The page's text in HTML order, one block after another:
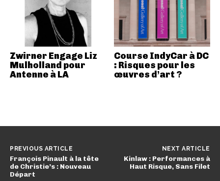
Zwirner Engage Liz
Mulholland pour
Antenne à LA
Course IndyCar à DC
: Risques pour les
œuvres d’art ?
PREVIOUS ARTICLE
François Pinault à la tête
de Christie’s : Nouveau
Départ
NEXT ARTICLE
Kinlaw : Performances à
Haut Risque, Sans Filet